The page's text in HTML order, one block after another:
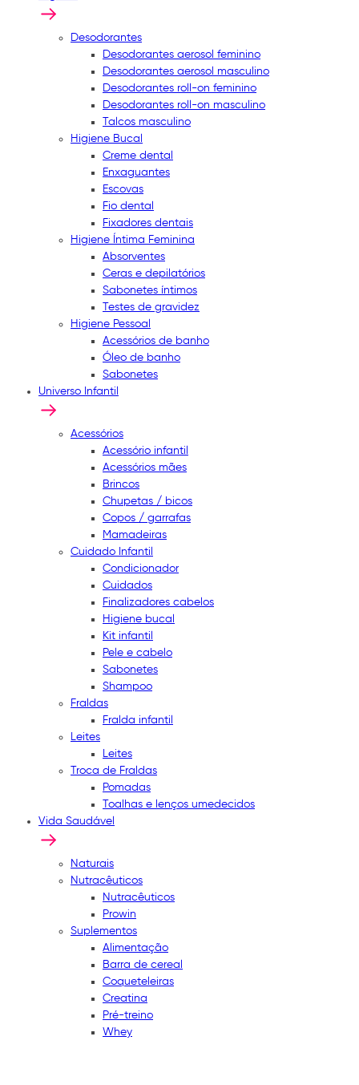
Desodorantes
Desodorantes aerosol feminino
Desodorantes aerosol masculino
Desodorantes roll-on feminino
Desodorantes roll-on masculino
Talcos masculino
Higiene Bucal
Creme dental
Enxaguantes
Escovas
Fio dental
Fixadores dentais
Higiene Íntima Feminina
Absorventes
Ceras e depilatórios
Sabonetes íntimos
Testes de gravidez
Higiene Pessoal
Acessórios de banho
Óleo de banho
Sabonetes
Universo Infantil
Acessórios
Acessório infantil
Acessórios mães
Brincos
Chupetas / bicos
Copos / garrafas
Mamadeiras
Cuidado Infantil
Condicionador
Cuidados
Finalizadores cabelos
Higiene bucal
Kit infantil
Pele e cabelo
Sabonetes
Shampoo
Fraldas
Fralda infantil
Leites
Leites
Troca de Fraldas
Pomadas
Toalhas e lenços umedecidos
Vida Saudável
Naturais
Nutracêuticos
Nutracêuticos
Prowin
Suplementos
Alimentação
Barra de cereal
Coqueteleiras
Creatina
Pré-treino
Whey